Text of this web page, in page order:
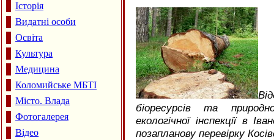
Історія
Видатні особи
Освіта
Культура
Медицина
Коломийське МБТІ
Місто. Влада
Фотогалерея
Відео
біоресурсів та
екологічної інспекції в
позапланову перевірку